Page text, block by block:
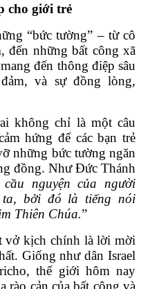
cho giới trẻ
“bức tường” – từ cô
đến những bất công xã
đến thông điệp sâu
và sự đồng lòng,
không chỉ là một câu
hứng để các bạn trẻ
những bức tường ngăn
đồng. Như Đức Thánh
nguyện của người
ta, bởi đó là tiếng nói
Thiên Chúa.”
vở kịch chính là lời mời
Giống như dân Israel
thế giới hôm nay
rào cản của bất công và